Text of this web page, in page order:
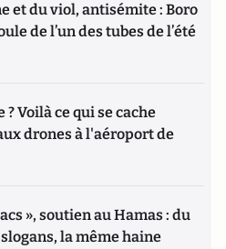
et du viol, antisémite : Boro
de l’un des tubes de l’été
? Voilà ce qui se cache
drones à l'aéroport de
», soutien au Hamas : du
la même haine